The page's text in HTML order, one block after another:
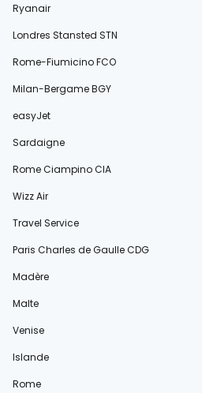
Ryanair
Londres Stansted STN
Rome-Fiumicino FCO
Milan-Bergame BGY
easyJet
Sardaigne
Rome Ciampino CIA
Wizz Air
Travel Service
Paris Charles de Gaulle CDG
Madère
Malte
Venise
Islande
Rome